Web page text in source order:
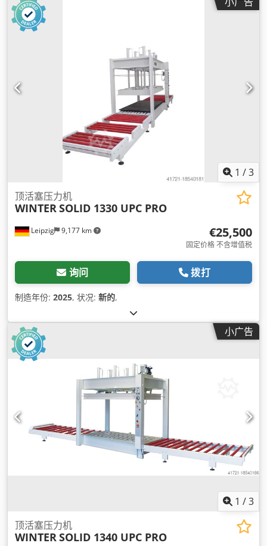
1 /3
Leipzig 9,177 km
顶活塞压力机
WINTER SOLID 1330 UPC PRO
€25,500
固定价格 不含增值税
询问 拨打
制造年份: 2025, 状况: 新的,
小广告
1 /3
顶活塞压力机
WINTERSOLID 1340 UPC PRO